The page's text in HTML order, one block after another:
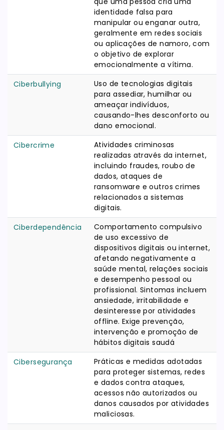
identidade falsa para
manipular ou enganar outra,
geralmente em redes sociais
ou aplicações de namoro, com
o objetivo de explorar
emocionalmente a vítima.
Ciberbullying
Uso de tecnologias digitais
para assediar, humilhar ou
ameaçar indivíduos,
causando-lhes desconforto ou
dano emocional.
Cibercrime
Atividades criminosas
realizadas através da internet,
incluindo fraudes, roubo de
dados, ataques de
ransomware e outros crimes
relacionados a sistemas
digitais.
Ciberdependência
Comportamento compulsivo
de uso excessivo de
dispositivos digitais ou internet,
afetando negativamente a
saúde mental, relações sociais
e desempenho pessoal ou
profissional. Sintomas incluem
ansiedade, irritabilidade e
desinteresse por atividades
offline. Exige prevenção,
intervenção e promoção de
hábitos digitais saudá
Cibersegurança
Práticas e medidas adotadas
para proteger sistemas, redes
e dados contra ataques,
acessos não autorizados ou
danos causados por atividades
maliciosas.